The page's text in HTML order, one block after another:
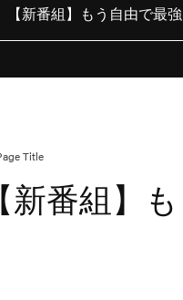
【新番組】もう自由で最
【新番組】